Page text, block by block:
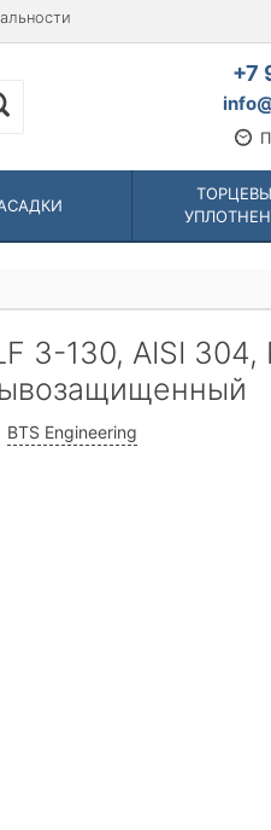
+7
3-130, AISI
BTS Engineering